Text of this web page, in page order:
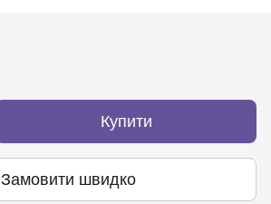
Купити
Замовити швидко